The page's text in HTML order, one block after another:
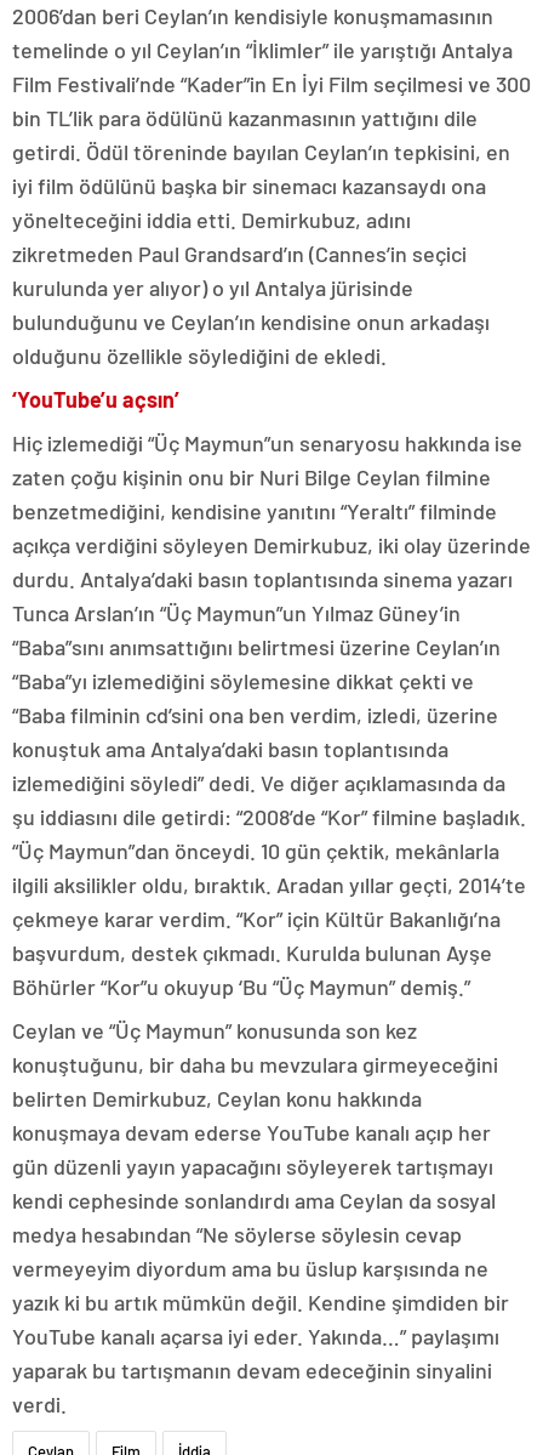
2006’dan beri Ceylan’ın kendisiyle konuşmamasının
temelinde o yıl Ceylan’ın “İklimler” ile yarıştığı Antalya
Film Festivali’nde “Kader”in En İyi Film seçilmesi ve 300
bin TL’lik para ödülünü kazanmasının yattığını dile
getirdi. Ödül töreninde bayılan Ceylan’ın tepkisini, en
iyi film ödülünü başka bir sinemacı kazansaydı ona
yönelteceğini iddia etti. Demirkubuz, adını
zikretmeden Paul Grandsard’ın (Cannes’in seçici
kurulunda yer alıyor) o yıl Antalya jürisinde
bulunduğunu ve Ceylan’ın kendisine onun arkadaşı
olduğunu özellikle söylediğini de ekledi.
‘YouTube’u açsın’
Hiç izlemediği “Üç Maymun”un senaryosu hakkında ise
zaten çoğu kişinin onu bir Nuri Bilge Ceylan filmine
benzetmediğini, kendisine yanıtını “Yeraltı” filminde
açıkça verdiğini söyleyen Demirkubuz, iki olay üzerinde
durdu. Antalya’daki basın toplantısında sinema yazarı
Tunca Arslan’ın “Üç Maymun”un Yılmaz Güney’in
“Baba”sını anımsattığını belirtmesi üzerine Ceylan’ın
“Baba”yı izlemediğini söylemesine dikkat çekti ve
“Baba filminin cd’sini ona ben verdim, izledi, üzerine
konuştuk ama Antalya’daki basın toplantısında
izlemediğini söyledi” dedi. Ve diğer açıklamasında da
şu iddiasını dile getirdi: “2008’de “Kor” filmine başladık.
“Üç Maymun”dan önceydi. 10 gün çektik, mekânlarla
ilgili aksilikler oldu, bıraktık. Aradan yıllar geçti, 2014’te
çekmeye karar verdim. “Kor” için Kültür Bakanlığı’na
başvurdum, destek çıkmadı. Kurulda bulunan Ayşe
Böhürler “Kor”u okuyup ‘Bu “Üç Maymun” demiş.”
Ceylan ve “Üç Maymun” konusunda son kez
konuştuğunu, bir daha bu mevzulara girmeyeceğini
belirten Demirkubuz, Ceylan konu hakkında
konuşmaya devam ederse YouTube kanalı açıp her
gün düzenli yayın yapacağını söyleyerek tartışmayı
kendi cephesinde sonlandırdı ama Ceylan da sosyal
medya hesabından “Ne söylerse söylesin cevap
vermeyeyim diyordum ama bu üslup karşısında ne
yazık ki bu artık mümkün değil. Kendine şimdiden bir
YouTube kanalı açarsa iyi eder. Yakında…” paylaşımı
yaparak bu tartışmanın devam edeceğinin sinyalini
verdi.